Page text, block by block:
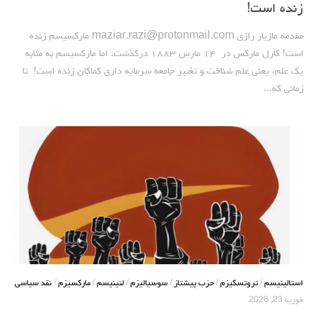
فعالان کارگری
کومله
اتحاد سوسیالیستی کارگری
مائوئیست ها – سربداران
IMT گرایش بین المللی مارکسیستی
SWP حزب کارگر سوسیالیست
مارکسیسم
زنده است!
مقدمه مازیار رازی maziar.razi@protonmail.com مارکسیسم زنده
است! کارل مارکس در ۱۴ مارس ۱۸۸۳ درگذشت. اما مارکسیسم به مثابه
یک علم، یعنی علم شناخت و تغییر جامعه سرمایه داری کماکان زنده است! تا
زمانی که...
استالینیسم /تروتسکیزم / حزب پیشتاز / سوسیالیزم / لنینیسم / مارکسیزم / نقد سیاسی
فوریه 23, 2026